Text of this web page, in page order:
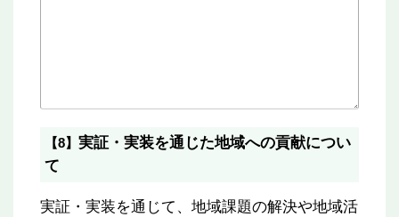
【8】 実証・実装を通じた地域への貢献につい
て
実証・実装を通じて、地域課題の解決や地域活